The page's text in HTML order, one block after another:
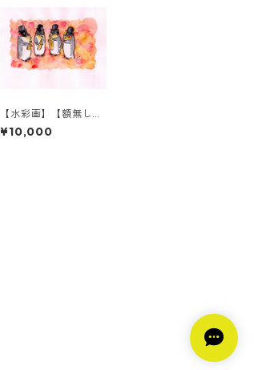
【水彩画】【額無し】
O-sama penguin sax
ophone quartet
¥10,000